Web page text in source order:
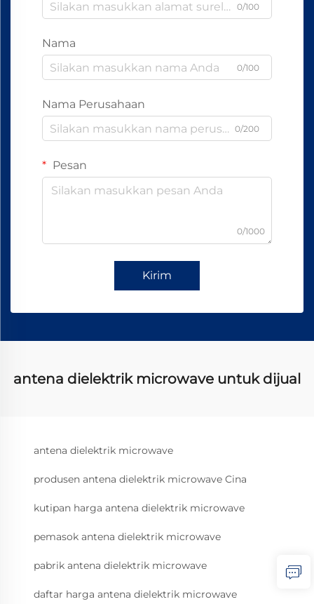
0/100
Nama
0/100
Nama Perusahaan
0/200
Pesan
0/1000
Kirim
antena dielektrik microwave untuk dijual
antena dielektrik microwave
produsen antena dielektrik microwave Cina
kutipan harga antena dielektrik microwave
pemasok antena dielektrik microwave
pabrik antena dielektrik microwave
daftar harga antena dielektrik microwave